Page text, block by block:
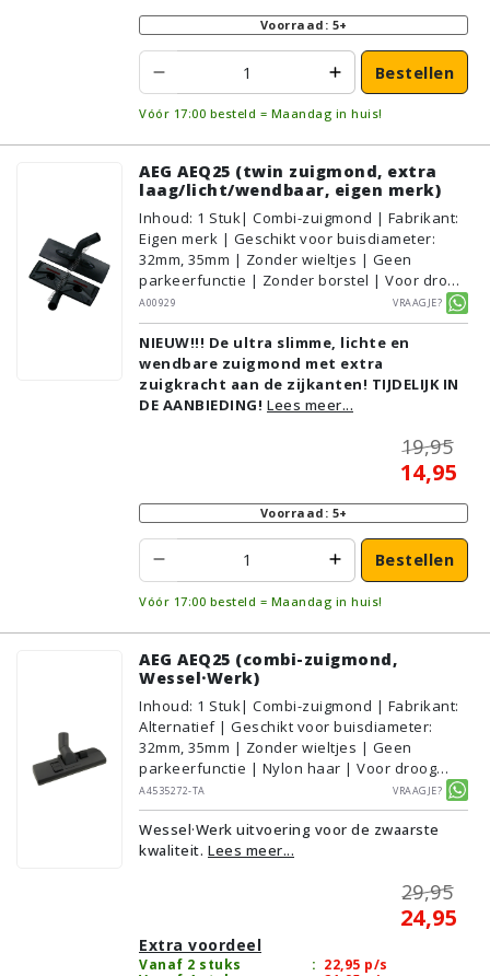
Voorraad: 5+
Bestellen
Vóór 17:00 besteld = Maandag in huis!
AEG AEQ25 (twin zuigmond, extra
laag/licht/wendbaar, eigen merk)
Inhoud: 1 Stuk| Combi-zuigmond | Fabrikant:
Eigen merk | Geschikt voor buisdiameter:
32mm, 35mm | Zonder wieltjes | Geen
parkeerfunctie | Zonder borstel | Voor droog
gebruik | Breedte: 31cm | Zonder verlichting |
Zonder kliksysteem | Zwart | Alternatief |
Geschikt voor vloertype: Plavuizen/Tegels,
Parket/Laminaat, PVC/Vinyl,
Tapijt/Vloerbedekking
A00929 Vraagje?
NIEUW!!! De ultra slimme, lichte en
wendbare zuigmond met extra
zuigkracht aan de zijkanten! TIJDELIJK IN
DE AANBIEDING! Lees meer...
19,95
14,95
Voorraad: 5+
Bestellen
Vóór 17:00 besteld = Maandag in huis!
AEG AEQ25 (combi-zuigmond,
Wessel·Werk)
Inhoud: 1 Stuk| Combi-zuigmond | Fabrikant:
Alternatief | Geschikt voor buisdiameter:
32mm, 35mm | Zonder wieltjes | Geen
parkeerfunctie | Nylon haar | Voor droog
gebruik | Breedte: 27cm | Zonder verlichting |
Zonder kliksysteem | Zwart | Wessel·Werk |
Geschikt voor vloertype: Plavuizen/Tegels,
Parket/Laminaat, PVC/Vinyl,
A4535272-TA Vraagje?
Wessel·Werk uitvoering voor de zwaarste
kwaliteit. Lees meer...
29,95
24,95
Extra voordeel
Vanaf 2 stuks : 22,95 p/s